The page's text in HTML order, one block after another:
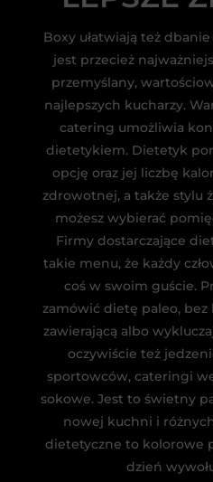
Boxy ułatwiają też
jest przecież
przemyślany,
najlepszych kucharzy.
catering umożliwia
dietetykiem. Dietetyk
opcję oraz jej liczbę
zdrowotnej, a także stylu
możesz wybierać
Firmy dostarczające
takie menu, że każdy
coś w swoim guście.
zamówić dietę paleo,
zawierającą albo
oczywiście też
sportowców, cateringi
sokowe. Jest to świetny
nowej kuchni i
dietetyczne to kolorowe
dzień